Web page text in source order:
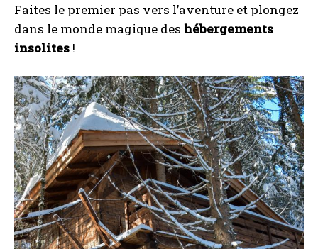
Faites le premier pas vers l’aventure et plongez
dans le monde magique des hébergements
insolites !